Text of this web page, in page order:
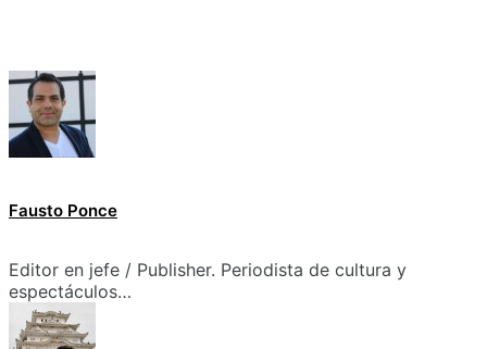
Fausto Ponce
Editor en jefe / Publisher. Periodista de cultura y
espectáculos…